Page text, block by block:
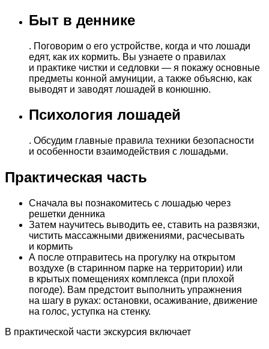
Быт в деннике
. Поговорим о его устройстве, когда и что лошади
едят, как их кормить. Вы узнаете о правилах
и практике чистки и седловки — я покажу основные
предметы конной амуниции, а также объясню, как
выводят и заводят лошадей в конюшню.
Психология лошадей
. Обсудим главные правила техники безопасности
и особенности взаимодействия с лошадьми.
Практическая часть
Сначала вы познакомитесь с лошадью через
решетки денника
Затем научитесь выводить ее, ставить на развязки,
чистить массажными движениями, расчесывать
и кормить
А после отправитесь на прогулку на открытом
воздухе (в старинном парке на территории) или
в крытых помещениях комплекса (при плохой
погоде). Вам предстоит выполнить упражнения
на шагу в руках: остановки, осаживание, движение
на голос, уступка на стенку.
В практической части экскурсия включает